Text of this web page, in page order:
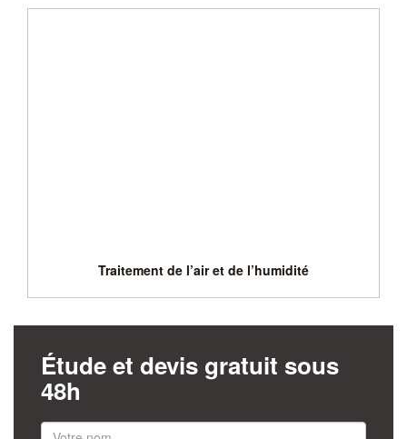
Traitement de l’air et de l’humidité
Étude et devis gratuit sous
48h